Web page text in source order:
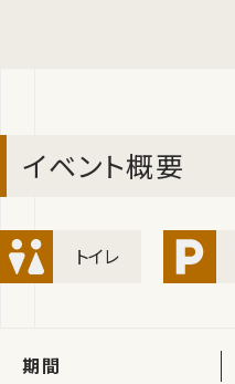
イベント概要
トイレ
期間